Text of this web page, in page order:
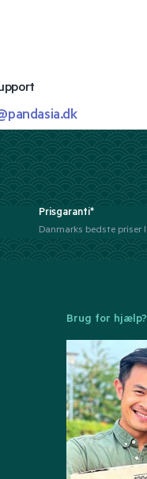
Prisgaranti*
Danmarks bedste priser
Brug for hjælp?